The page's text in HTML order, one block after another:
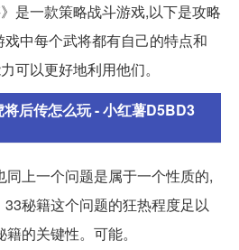
是一款策略战斗游戏,以下是攻略
中每个武将都有自己的特点和
可以更好地利用他们。
后传怎么玩 - 小红薯D5BD3
上一个问题是属于一个性质的,
秘籍这个问题的狂热程度足以
的关键性。可能。